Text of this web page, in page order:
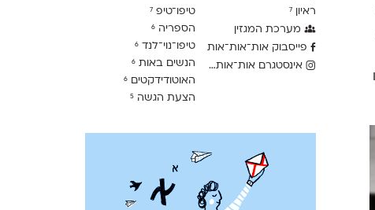
ראיון 7
מערכת המגזין
פייסבוק אות־אות־אות
אינסטגרם אות־אות־אות
טיפו־טיפ 7
הספריה 6
טיפו־נוי־לנד 6
הנשים באות 6
האוטודידקטים 6
הצעת הגשה 5